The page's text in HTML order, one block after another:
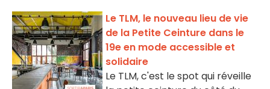
Le TLM, le nouveau lieu de vie
de la Petite Ceinture dans le
19e en mode accessible et
solidaire
Le TLM, c'est le spot qui réveille